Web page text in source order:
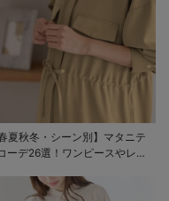
春夏秋冬・シーン別】マタニテ
ーデ26選！ワンピースやレギ